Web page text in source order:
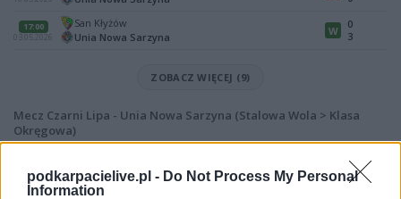
podkarpacielive.pl - Do Not Process My Personal
Information
17:00
03.05.2026
San Kłyżów
Unia Nowa Sarzyna
W
0
3
ZOBACZ WIĘCEJ (9)
Mecz Czarni Lipa - Unia Nowa Sarzyna (Stalowa Wola > Klasa
Okręgowa)
zostanie w ramach Stalowa Wola > Klasa Okręgowa (4. kolejki - Klasa O
Stalowa Wola).